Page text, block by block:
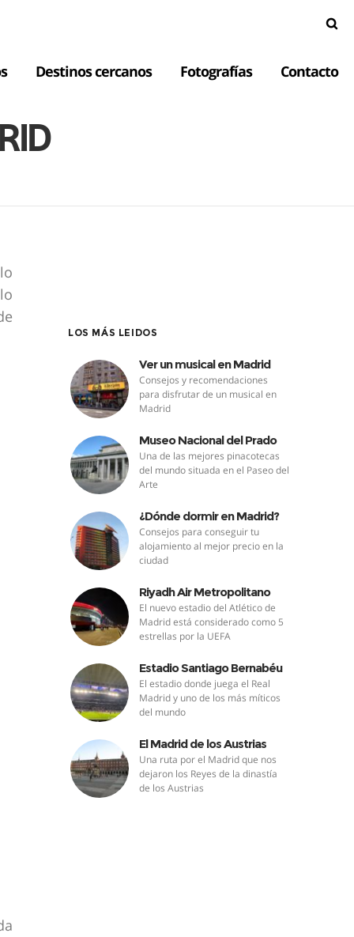
Destinos cercanos Fotografías Contacto
LOS MÁS LEIDOS
Ver un musical en Madrid
Consejos y recomendaciones
para disfrutar de un musical en
Madrid
Museo Nacional del Prado
Una de las mejores pinacotecas
del mundo situada en el Paseo del
Arte
¿Dónde dormir en Madrid?
Consejos para conseguir tu
alojamiento al mejor precio en la
ciudad
Riyadh Air Metropolitano
El nuevo estadio del Atlético de
Madrid está considerado como 5
estrellas por la UEFA
Estadio Santiago Bernabéu
El estadio donde juega el Real
Madrid y uno de los más míticos
del mundo
El Madrid de los Austrias
Una ruta por el Madrid que nos
dejaron los Reyes de la dinastía
de los Austrias